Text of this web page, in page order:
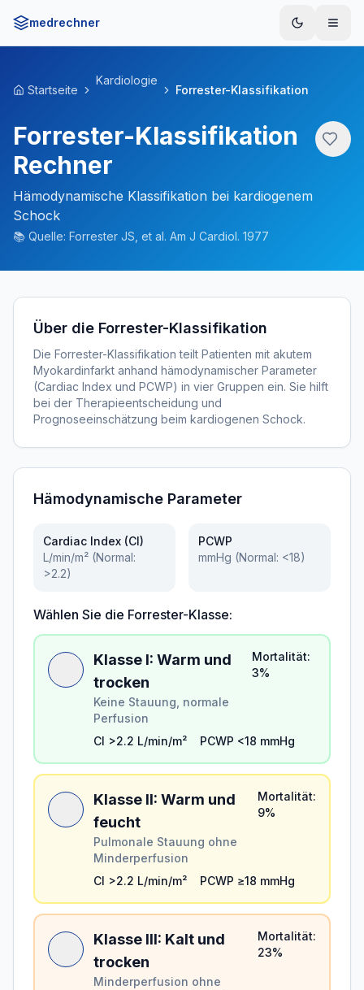
medrechner
Startseite
Kardiologie
Forrester-Klassifikation
Forrester-Klassifikation
Rechner
Hämodynamische Klassifikation bei kardiogenem
Schock
📚 Quelle: Forrester JS, et al. Am J Cardiol. 1977
Über die Forrester-Klassifikation
Die Forrester-Klassifikation teilt Patienten mit akutem
Myokardinfarkt anhand hämodynamischer Parameter
(Cardiac Index und PCWP) in vier Gruppen ein. Sie hilft
bei der Therapieentscheidung und
Prognoseeinschätzung beim kardiogenen Schock.
Hämodynamische Parameter
Cardiac Index (CI)
L/min/m² (Normal:
>2.2)
PCWP
mmHg (Normal: <18)
Wählen Sie die Forrester-Klasse:
Klasse I: Warm und
trocken
Keine Stauung, normale
Perfusion
Mortalität:
3%
CI >2.2 L/min/m² PCWP <18 mmHg
Klasse II: Warm und
feucht
Pulmonale Stauung ohne
Minderperfusion
Mortalität:
9%
CI >2.2 L/min/m² PCWP ≥18 mmHg
Klasse III: Kalt und
trocken
Minderperfusion ohne
Mortalität:
23%